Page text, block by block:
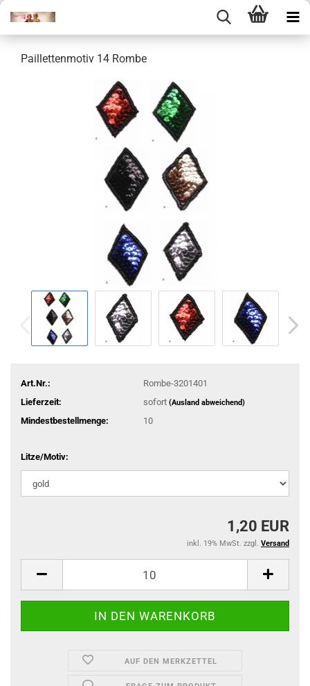
Paillettenmotiv 14 Rombe
Art.Nr.:
Rombe-3201401
Lieferzeit:
sofort (Ausland abweichend)
Mindestbestellmenge: 10
Litze/Motiv:
1,20 EUR
inkl. 19% MwSt. zzgl. Versand
AUF DEN MERKZETTEL